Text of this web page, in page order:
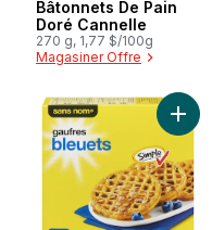
Bâtonnets De Pain
Doré Cannelle
270 g, 1,77 $/100g
Magasiner Offre